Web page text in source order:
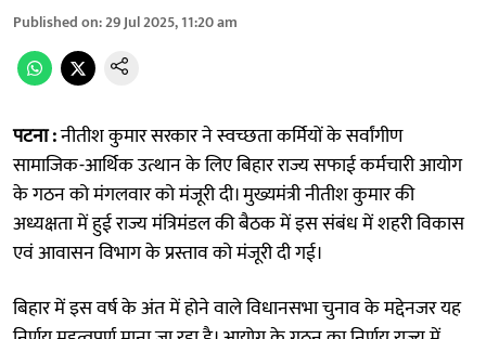
Published on:29 Jul 2025, 11:20 am
पटना :नीतीश कुमार सरकार ने स्वच्छता कर्मियों के सर्वांगीण
सामाजिक-आर्थिक उत्थान के लिए बिहार राज्य सफाई कर्मचारी आयोग
के गठन को मंगलवार को मंजूरी दी। मुख्यमंत्री नीतीश कुमार की
अध्यक्षता में हुई राज्य मंत्रिमंडल की बैठक में इस संबंध में शहरी विकास
एवं आवासन विभाग के प्रस्ताव को मंजूरी दी गई।
बिहार में इस वर्ष के अंत में होने वाले विधानसभा चुनाव के मद्देनजर यह